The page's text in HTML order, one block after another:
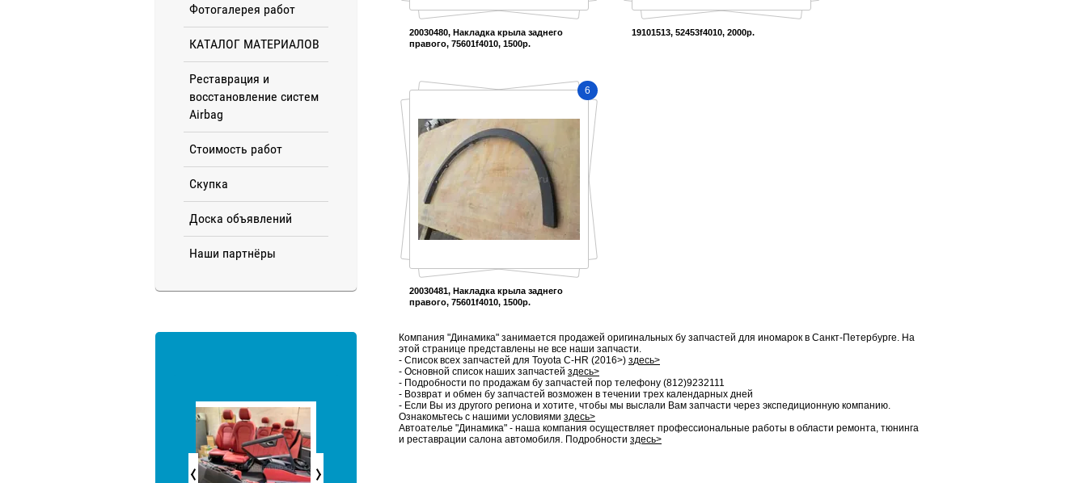
Фотогалерея работ
КАТАЛОГ МАТЕРИАЛОВ
Реставрация и
восстановление систем
Airbag
Стоимость работ
Скупка
Доска объявлений
Наши партнёры
20030480, Накладка крыла заднего
правого, 75601f4010, 1500р.
19101513, 52453f4010, 2000р.
6
20030481, Накладка крыла заднего
правого, 75601f4010, 1500р.
Компания "Динамика" занимается продажей оригинальных бу запчастей для иномарок в Санкт-Петербурге. На
этой странице представлены не все наши запчасти.
- Список всех запчастей для Toyota C-HR (2016>) здесь>
- Основной список наших запчастей здесь>
- Подробности по продажам бу запчастей пор телефону (812)9232111
- Возврат и обмен бу запчастей возможен в течении трех календарных дней
- Если Вы из другого региона и хотите, чтобы мы выслали Вам запчасти через экспедиционную компанию.
Ознакомьтесь с нашими условиями здесь>
Автоателье "Динамика" - наша компания осуществляет профессиональные работы в области ремонта, тюнинга
и реставрации салона автомобиля. Подробности здесь>